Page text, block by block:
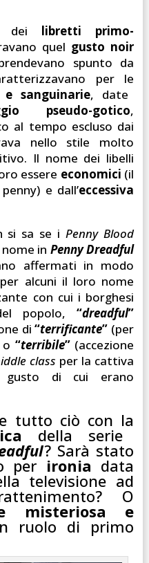
dei libretti primo-
quel gusto noir
spunto da
per le
sanguinarie, date
pseudo-gotico,
al tempo escluso dai
nello stile molto
Il nome dei libelli
essere economici (il
e dall’eccessiva
si sa se iPenny Blood
in Penny Dreadful
affermati in modo
alcuni il loro nome
con cui i borghesi
popolo,“dreadful”
di“terrificante” (per
“terribile”(accezione
class per la cattiva
di cui erano
tutto ciò con la
della serie
? Sarà stato
per ironia data
televisione ad
O
misteriosa e
ruolo di primo